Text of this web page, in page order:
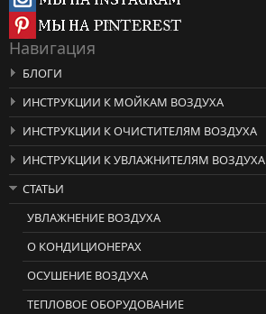
Навигация
БЛОГИ
ИНСТРУКЦИИ К МОЙКАМ ВОЗДУХА
ИНСТРУКЦИИ К ОЧИСТИТЕЛЯМ ВОЗДУХА
ИНСТРУКЦИИ К УВЛАЖНИТЕЛЯМ ВОЗДУХА
СТАТЬИ
УВЛАЖНЕНИЕ ВОЗДУХА
О КОНДИЦИОНЕРАХ
ОСУШЕНИЕ ВОЗДУХА
ТЕПЛОВОЕ ОБОРУДОВАНИЕ